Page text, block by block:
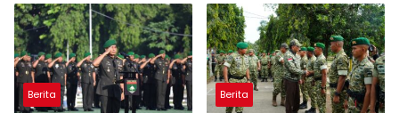
Umum
Sertifikasi Profesional
Berita Berita